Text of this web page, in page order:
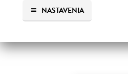
NASTAVENIA
18,95 €